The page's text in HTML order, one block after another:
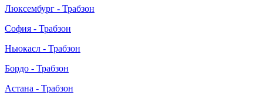
Люксембург - Трабзон
София - Трабзон
Ньюкасл - Трабзон
Бордо - Трабзон
Астана - Трабзон